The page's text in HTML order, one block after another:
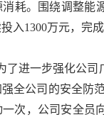
耗。围绕调整能
入1300万元，
了进一步强化公
全公司的安全防
次，公司安全员